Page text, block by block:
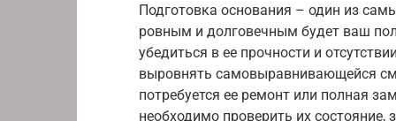
Подготовка основания – один из
ровным и долговечным будет ваш
убедиться в ее прочности и
выровнять самовыравнивающейся
потребуется ее ремонт или полная
необходимо проверить их